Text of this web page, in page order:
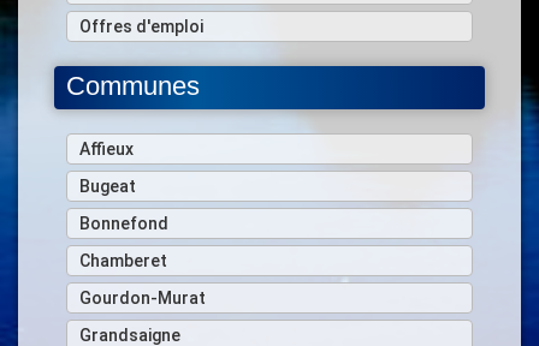
Offres d'emploi
Communes
Affieux
Bugeat
Bonnefond
Chamberet
Gourdon-Murat
Grandsaigne